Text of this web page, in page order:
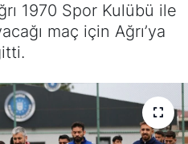
1970 Spor Kulübü ile
maç için Ağrı’ya